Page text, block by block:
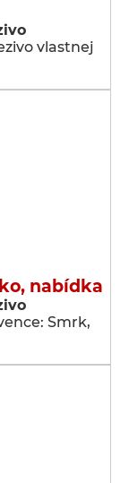
vlastnej
nabídka
Smrk,